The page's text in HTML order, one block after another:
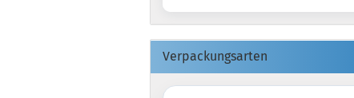
Verpackungsarten